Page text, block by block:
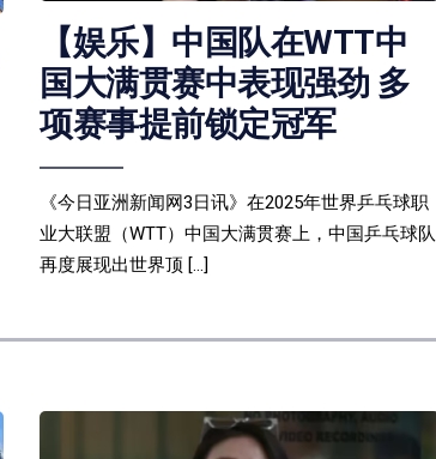
【娱乐】中国队在WTT中
国大满贯赛中表现强劲 多
项赛事提前锁定冠军
《今日亚洲新闻网3日讯》在2025年世界乒乓球职
业大联盟（WTT）中国大满贯赛上，中国乒乓球队
再度展现出世界顶 […]